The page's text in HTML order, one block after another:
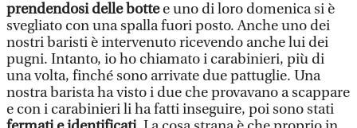
prendendosi delle bottee uno di loro domenica si è
svegliato con una spalla fuori posto. Anche uno dei
nostri baristi è intervenuto ricevendo anche lui dei
pugni. Intanto, io ho chiamato i carabinieri, più di
una volta, finché sono arrivate due pattuglie. Una
nostra barista ha visto i due che provavano a scappare
e con i carabinieri li ha fatti inseguire, poi sono stati